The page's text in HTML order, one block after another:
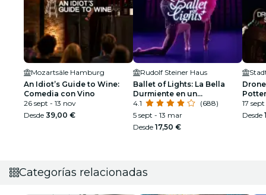
Mozartsäle Hamburg
An Idiot’s Guide to Wine:
Comedia con Vino
26 sept - 13 nov
Desde 39,00 €
Rudolf Steiner Haus
Ballet of Lights: La Bella
Durmiente en un
espectáculo deslumbrante
4.1
(688)
5 sept - 13 mar
Desde 17,50 €
17
Desde
Categorías relacionadas